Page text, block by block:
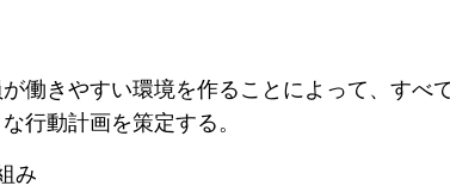
働きやすい環境を作ることによって、すべ
行動計画を策定する。
み